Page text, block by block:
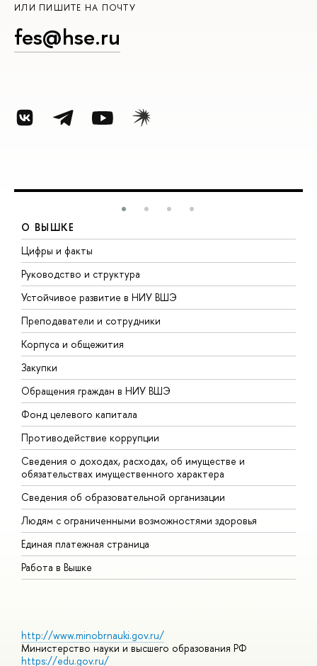
ИЛИ ПИШИТЕ НА ПОЧТУ
fes@hse.ru
О ВЫШКЕ
Цифры и факты
Руководство и структура
Устойчивое развитие в НИУ ВШЭ
Преподаватели и сотрудники
Корпуса и общежития
Закупки
Обращения граждан в НИУ ВШЭ
Фонд целевого капитала
Противодействие коррупции
Сведения о доходах, расходах, об имуществе и
обязательствах имущественного характера
Сведения об образовательной организации
Людям с ограниченными возможностями здоровья
Единая платежная страница
Работа в Вышке
http://www.minobrnauki.gov.ru/
Министерство науки и высшего образования РФ
https://edu.gov.ru/